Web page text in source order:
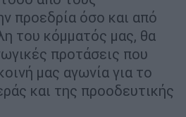
προεδρία όσο και από
του κόμματός μας, θα
προτάσεις που
μας αγωνία για το
και της προοδευτικής